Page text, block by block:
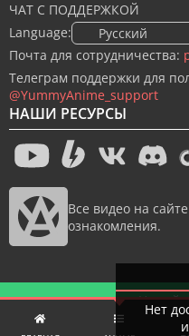
НАШИ РЕСУРСЫ
Все видео на
ознакомления.
ЧАТ С ПОДДЕРЖКОЙ
Language:
🇷🇺 Русский
Почта для сотрудничества:
Телеграм поддержки для
@YummyAnime_support
Новый
Нет